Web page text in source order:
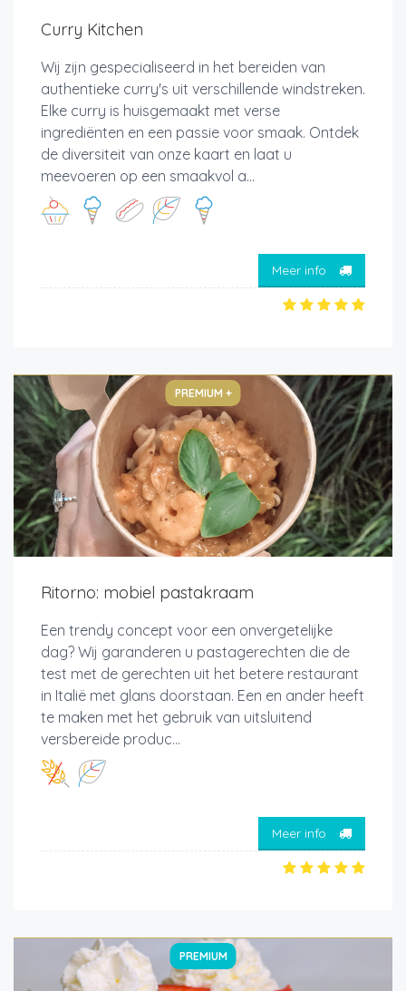
Curry Kitchen
Wij zijn gespecialiseerd in het bereiden van
authentieke curry's uit verschillende windstreken.
Elke curry is huisgemaakt met verse
ingrediënten en een passie voor smaak. Ontdek
de diversiteit van onze kaart en laat u
meevoeren op een smaakvol a...
Meer info
PREMIUM +
Ritorno: mobiel pastakraam
Een trendy concept voor een onvergetelijke
dag? Wij garanderen u pastagerechten die de
test met de gerechten uit het betere restaurant
in Italië met glans doorstaan. Een en ander heeft
te maken met het gebruik van uitsluitend
versbereide produc...
Meer info
PREMIUM